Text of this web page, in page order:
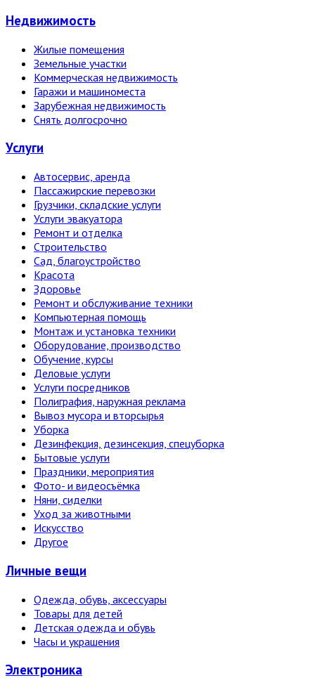
Недвижи­мость
Жилые помещения
Земельные участки
Коммерческая недвижимость
Гаражи и машиноместа
Зарубежная недвижимость
Снять долгосрочно
Услуги
Автосервис, аренда
Пассажирские перевозки
Грузчики, складские услуги
Услуги эвакуатора
Ремонт и отделка
Строительство
Сад, благоустройство
Красота
Здоровье
Ремонт и обслуживание техники
Компьютерная помощь
Монтаж и установка техники
Оборудование, производство
Обучение, курсы
Деловые услуги
Услуги посредников
Полиграфия, наружная реклама
Вывоз мусора и вторсырья
Уборка
Дезинфекция, дезинсекция, спецуборка
Бытовые услуги
Праздники, мероприятия
Фото- и видеосъёмка
Няни, сиделки
Уход за животными
Искусство
Другое
Личные вещи
Одежда, обувь, аксессуары
Товары для детей
Детская одежда и обувь
Часы и украшения
Электро­ника